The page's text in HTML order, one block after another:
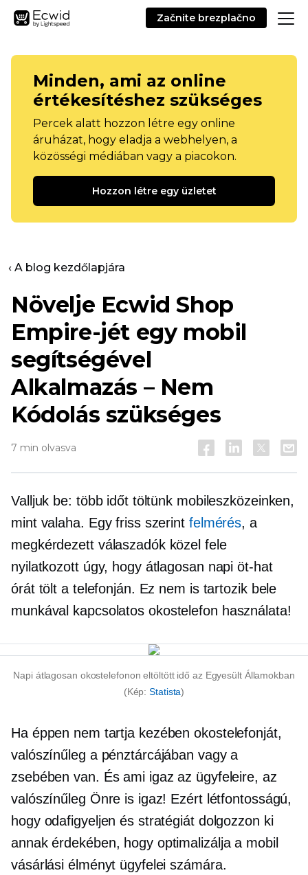
Začnite brezplačno
Minden, ami az online
értékesítéshez szükséges
Percek alatt hozzon létre egy online
áruházat, hogy eladja a webhelyen, a
közösségi médiában vagy a piacokon.
Hozzon létre egy üzletet
‹ A blog kezdőlapjára
Növelje Ecwid Shop
Empire-jét egy mobil
segítségével
Alkalmazás – Nem
Kódolás szükséges
7 min olvasva
Valljuk be: több időt töltünk mobileszközeinken,
mint valaha. Egy friss szerint felmérés, a
megkérdezett válaszadók közel fele
nyilatkozott úgy, hogy átlagosan napi öt-hat
órát tölt a telefonján. Ez nem is tartozik bele
munkával kapcsolatos okostelefon használata!
Napi átlagosan okostelefonon eltöltött idő az Egyesült Államokban
(Kép:Statista)
Ha éppen nem tartja kezében okostelefonját,
valószínűleg a pénztárcájában vagy a
zsebében van. És ami igaz az ügyfeleire, az
valószínűleg Önre is igaz! Ezért létfontosságú,
hogy odafigyeljen és stratégiát dolgozzon ki
annak érdekében, hogy optimalizálja a mobil
vásárlási élményt ügyfelei számára.